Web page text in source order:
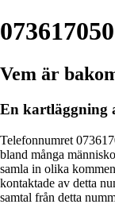
Vem är
En kartläggning
Telefonnumret
bland många
samla in olika
kontaktade av detta
samtal från detta